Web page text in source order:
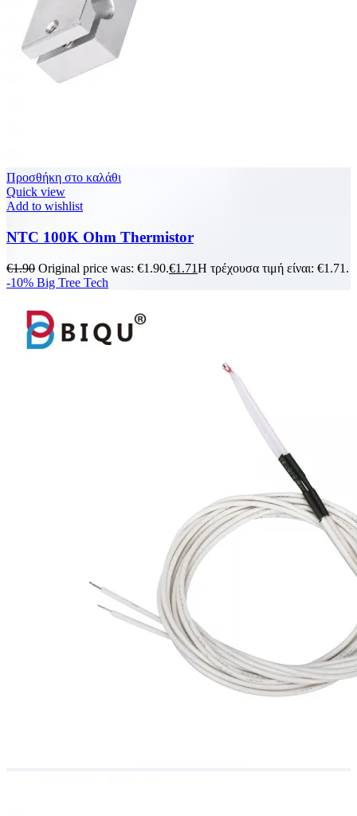
Προσθήκη στο καλάθι
Quick view
Add to wishlist
NTC 100K Ohm Thermistor
€1.90 Original price was: €1.90.€1.71Η τρέχουσα τιμή είναι: €1.71.
-10% Big Tree Tech